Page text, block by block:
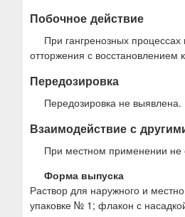
Побочное действие
При гангренозных
отторжения с восстановлением
Передозировка
Передозировка не выявлена.
Взаимодействие с
При местном применении не
Форма выпуска
Раствор для наружного и
упаковке № 1; флакон с